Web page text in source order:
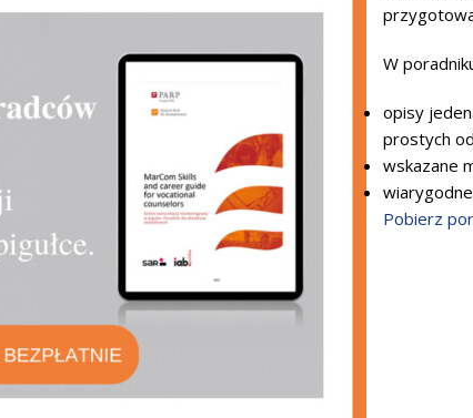
W
opisy
prostych
wskazane
Pobierz